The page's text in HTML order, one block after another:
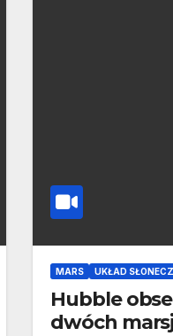
MARS UKŁAD
Hubble
dwóch